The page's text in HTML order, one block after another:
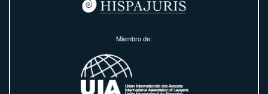
Miembro de: